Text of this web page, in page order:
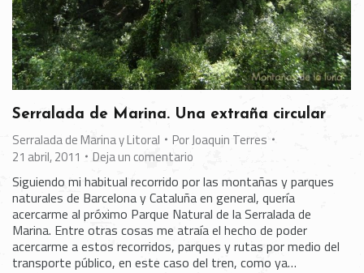
Serralada de Marina. Una extraña circular
Serralada de Marina y Litoral PorJoaquin Terres
21 abril, 2011
Deja un comentario
Siguiendo mi habitual recorrido por las montañas y parques
naturales de Barcelona y Cataluña en general, quería
acercarme al próximo Parque Natural de la Serralada de
Marina. Entre otras cosas me atraía el hecho de poder
acercarme a estos recorridos, parques y rutas por medio del
transporte público, en este caso del tren, como ya…